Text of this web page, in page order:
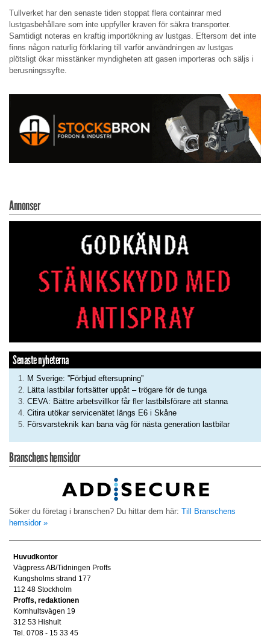
Tullverket har den senaste tiden stoppat flera containrar med
lustgasbehållare som inte uppfyller kraven för säkra transporter.
Samtidigt noteras en kraftig importökning av lustgas. Eftersom det inte
finns någon naturlig förklaring till varför användningen av lustgas
plötsligt ökar misstänker myndigheten att gasen importeras och säljs i
berusningssyfte.
Annonser
Senaste nyheterna
M Sverige: ”Förbjud eftersupning”
Lätta lastbilar fortsätter uppåt – trögare för de tunga
CEVA: Bättre arbetsvillkor får fler lastbilsförare att stanna
Citira utökar servicenätet längs E6 i Skåne
Försvarsteknik kan bana väg för nästa generation lastbilar
Branschens hemsidor
Söker du företag i branschen? Du hittar dem här: Till Branschens
hemsidor »
Huvudkontor
Vägpress AB/Tidningen Proffs
Kungsholms strand 177
112 48 Stockholm
Proffs, redaktionen
Kornhultsvägen 19
312 53 Hishult
Tel. 0708 - 15 33 45